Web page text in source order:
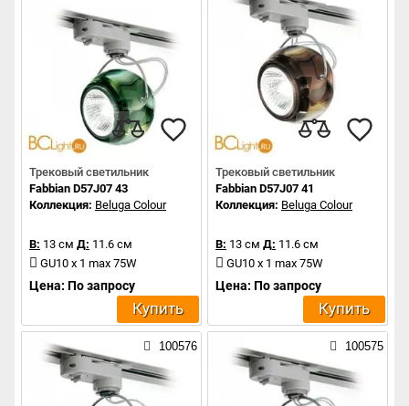
Трековый светильник
Fabbian D57J07 43
Коллекция: Beluga Colour
В: 13 см Д: 11.6 см
GU10 x 1 max 75W
Цена: По запросу
Купить
Трековый светильник
Fabbian D57J07 41
Коллекция: Beluga Colour
В: 13 см Д: 11.6 см
GU10 x 1 max 75W
Цена: По запросу
Купить
100576 100575